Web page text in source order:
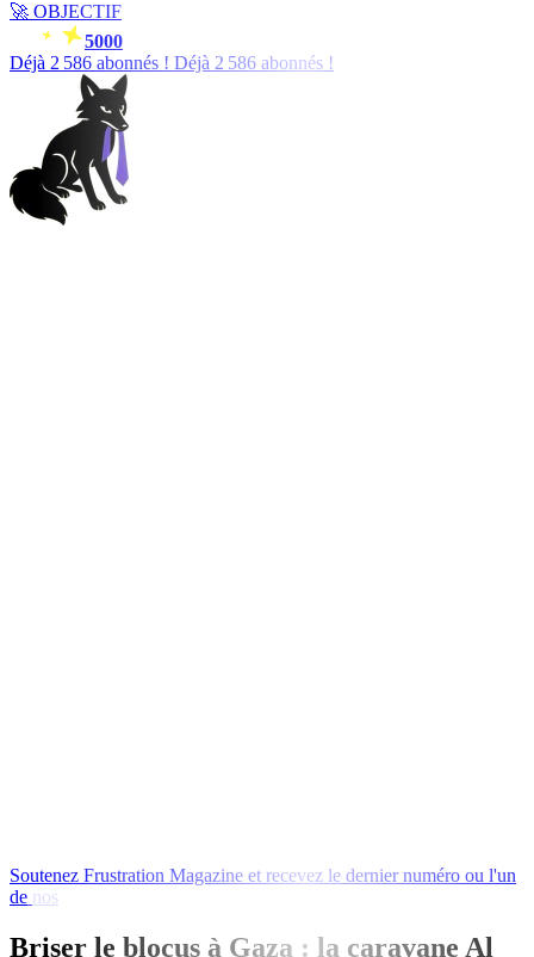
🚀 OBJECTIF
5000
Déjà 2 588 abonnés ! Déjà 2 588 abonnés !
Soutenez Frustration Magazine et recevez le dernier numéro ou l'un
de nos
Briser le blocus à Gaza : la caravane Al